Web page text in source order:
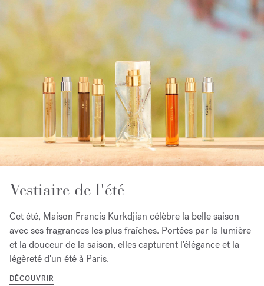
Vestiaire de l'été
Cet été, Maison Francis Kurkdjian célèbre la belle saison
avec ses fragrances les plus fraîches. Portées par la lumière
et la douceur de la saison, elles capturent l'élégance et la
légèreté d'un été à Paris.
DÉCOUVRIR